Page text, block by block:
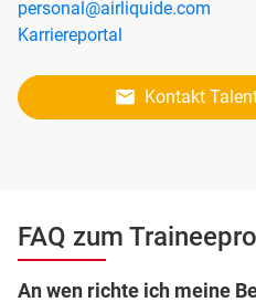
personal@airliquide.com
Karriereportal
Kontakt
FAQ zum
An wen richte ich meine